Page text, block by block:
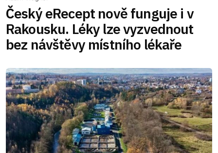
Český eRecept nově funguje i v
Rakousku. Léky lze vyzvednout
bez návštěvy místního lékaře